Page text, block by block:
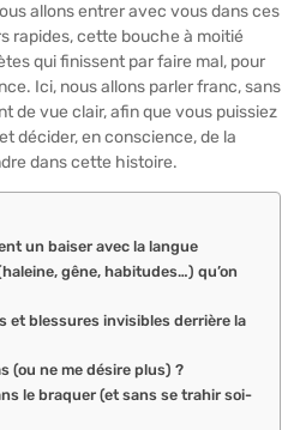
allons entrer avec vous dans ces
rapides, cette bouche à moitié
qui finissent par faire mal, pour
Ici, nous allons parler franc, sans
de vue clair, afin que vous puissiez
décider, en conscience, de la
dans cette histoire.
un baiser avec la langue
gêne, habitudes…) qu’on
et blessures invisibles derrière la
(ou ne me désire plus) ?
le braquer (et sans se trahir soi-